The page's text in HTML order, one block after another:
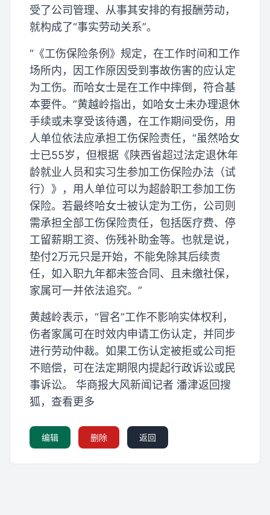
受了公司管理、从事其安排的有报酬劳动，
就构成了“事实劳动关系”。
“《工伤保险条例》规定，在工作时间和工作
场所内，因工作原因受到事故伤害的应认定
为工伤。而哈女士是在工作中摔倒，符合基
本要件。”黄越岭指出，如哈女士未办理退休
手续或未享受该待遇，在工作期间受伤，用
人单位依法应承担工伤保险责任，“虽然哈女
士已55岁，但根据《陕西省超过法定退休年
龄就业人员和实习生参加工伤保险办法（试
行）》，用人单位可以为超龄职工参加工伤
保险。若最终哈女士被认定为工伤，公司则
需承担全部工伤保险责任，包括医疗费、停
工留薪期工资、伤残补助金等。也就是说，
垫付2万元只是开始，不能免除其后续责
任，如入职九年都未签合同、且未缴社保，
家属可一并依法追究。”
黄越岭表示，“冒名”工作不影响实体权利，
伤者家属可在时效内申请工伤认定，并同步
进行劳动仲裁。如果工伤认定被拒或公司拒
不赔偿，可在法定期限内提起行政诉讼或民
事诉讼。 华商报大风新闻记者 潘津返回搜
狐，查看更多
编辑 删除 返回